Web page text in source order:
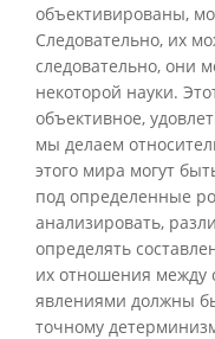
объективированы,
Следовательно, их
следовательно, они
некоторой науки.
объективное,
мы делаем
этого мира могут
под определенные
анализировать,
определять
их отношения между
явлениями должны
точному